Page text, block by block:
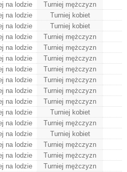
na lodzie
Turniej mężczyzn
na lodzie
Turniej kobiet
na lodzie
Turniej kobiet
na lodzie
Turniej mężczyzn
na lodzie
Turniej mężczyzn
na lodzie
Turniej mężczyzn
na lodzie
Turniej mężczyzn
na lodzie
Turniej mężczyzn
na lodzie
Turniej mężczyzn
na lodzie
Turniej mężczyzn
na lodzie
Turniej kobiet
na lodzie
Turniej mężczyzn
na lodzie
Turniej kobiet
na lodzie
Turniej mężczyzn
na lodzie
Turniej mężczyzn
na lodzie
Turniej mężczyzn